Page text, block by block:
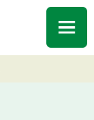
ニ
ュ